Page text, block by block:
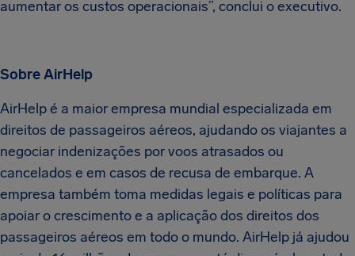
aumentar os custos operacionais”, conclui o executivo.
Sobre AirHelp
AirHelp é a maior empresa mundial especializada em
direitos de passageiros aéreos, ajudando os viajantes a
negociar indenizações por voos atrasados ​​ou
cancelados e em casos de recusa de embarque. A
empresa também toma medidas legais e políticas para
apoiar o crescimento e a aplicação dos direitos dos
passageiros aéreos em todo o mundo. AirHelp já ajudou